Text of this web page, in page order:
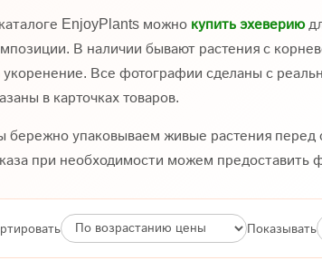
EnjoyPlants можно купить эхеверию
В наличии бывают растения с
укоренение. Все фотографии сделаны с
в карточках товаров.
бережно упаковываем живые растения перед
при необходимости можем предоставить
Показывать